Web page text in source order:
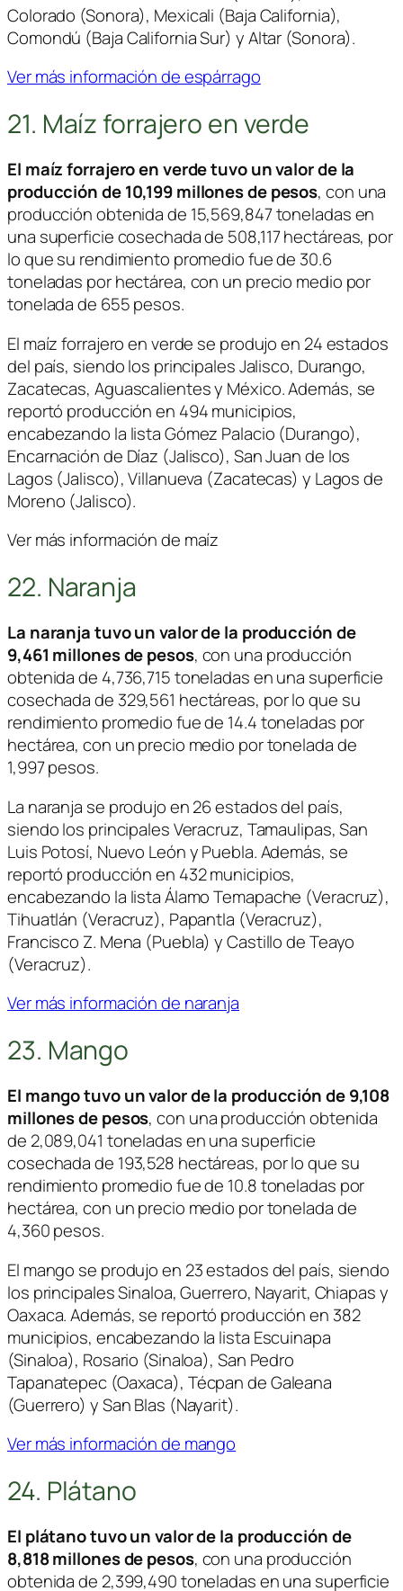
Colorado (Sonora), Mexicali (Baja California),
Comondú (Baja California Sur) y Altar (Sonora).
Ver más información de espárrago
21. Maíz forrajero en verde
El maíz forrajero en verde tuvo un valor de la
producción de 10,199 millones de pesos, con una
producción obtenida de 15,569,847 toneladas en
una superficie cosechada de 508,117 hectáreas, por
lo que su rendimiento promedio fue de 30.6
toneladas por hectárea, con un precio medio por
tonelada de 655 pesos.
El maíz forrajero en verde se produjo en 24 estados
del país, siendo los principales Jalisco, Durango,
Zacatecas, Aguascalientes y México. Además, se
reportó producción en 494 municipios,
encabezando la lista Gómez Palacio (Durango),
Encarnación de Díaz (Jalisco), San Juan de los
Lagos (Jalisco), Villanueva (Zacatecas) y Lagos de
Moreno (Jalisco).
Ver más información de maíz
22. Naranja
La naranja tuvo un valor de la producción de
9,461 millones de pesos, con una producción
obtenida de 4,736,715 toneladas en una superficie
cosechada de 329,561 hectáreas, por lo que su
rendimiento promedio fue de 14.4 toneladas por
hectárea, con un precio medio por tonelada de
1,997 pesos.
La naranja se produjo en 26 estados del país,
siendo los principales Veracruz, Tamaulipas, San
Luis Potosí, Nuevo León y Puebla. Además, se
reportó producción en 432 municipios,
encabezando la lista Álamo Temapache (Veracruz),
Tihuatlán (Veracruz), Papantla (Veracruz),
Francisco Z. Mena (Puebla) y Castillo de Teayo
(Veracruz).
Ver más información de naranja
23. Mango
El mango tuvo un valor de la producción de 9,108
millones de pesos, con una producción obtenida
de 2,089,041 toneladas en una superficie
cosechada de 193,528 hectáreas, por lo que su
rendimiento promedio fue de 10.8 toneladas por
hectárea, con un precio medio por tonelada de
4,360 pesos.
El mango se produjo en 23 estados del país, siendo
los principales Sinaloa, Guerrero, Nayarit, Chiapas y
Oaxaca. Además, se reportó producción en 382
municipios, encabezando la lista Escuinapa
(Sinaloa), Rosario (Sinaloa), San Pedro
Tapanatepec (Oaxaca), Técpan de Galeana
(Guerrero) y San Blas (Nayarit).
Ver más información de mango
24. Plátano
El plátano tuvo un valor de la producción de
8,818 millones de pesos, con una producción
obtenida de 2,399,490 toneladas en una superficie